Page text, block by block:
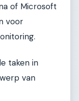
of Microsoft
voor
taken in
van